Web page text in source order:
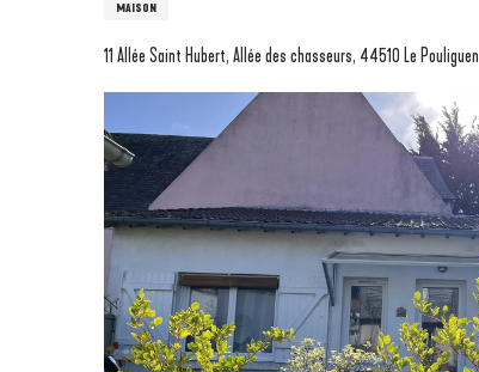
MAISON
11 Allée Saint Hubert, Allée des chasseurs, 44510 Le Pouliguen